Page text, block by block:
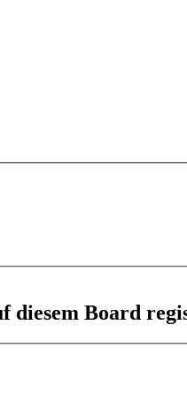
diesem Board